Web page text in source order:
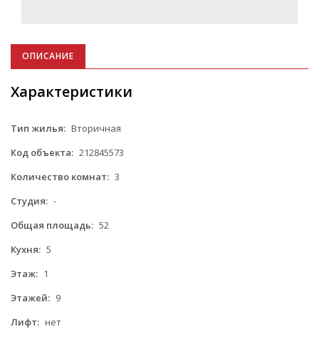
ОПИСАНИЕ
Характеристики
Тип жилья: Вторичная
Код объекта: 212845573
Количество комнат: 3
Студия: -
Общая площадь: 52
Кухня: 5
Этаж: 1
Этажей: 9
Лифт: нет